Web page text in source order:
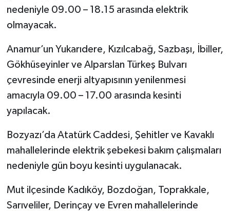
nedeniyle 09.00 – 18.15 arasında elektrik
olmayacak.
Anamur’un Yukarıdere, Kızılcabağ, Sazbaşı, İbiller,
Gökhüseyinler ve Alparslan Türkeş Bulvarı
çevresinde enerji altyapısının yenilenmesi
amacıyla 09.00 – 17.00 arasında kesinti
yapılacak.
Bozyazı’da Atatürk Caddesi, Şehitler ve Kavaklı
mahallelerinde elektrik şebekesi bakım çalışmaları
nedeniyle gün boyu kesinti uygulanacak.
Mut ilçesinde Kadıköy, Bozdoğan, Toprakkale,
Sarıveliler, Derinçay ve Evren mahallelerinde